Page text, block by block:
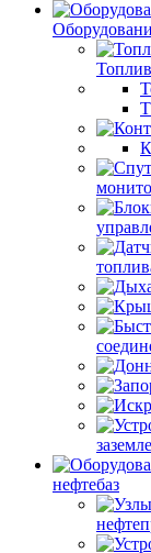
нефтебаз